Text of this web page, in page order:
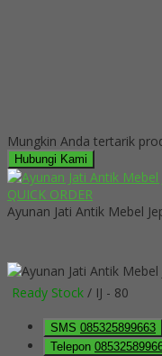
Mungkin Anda tertarik
Hubungi Kami
QUICK ORDER
Ayunan Jati Antik Mebel
Ready Stock / IJ - 80
SMS 085325899663
Telepon